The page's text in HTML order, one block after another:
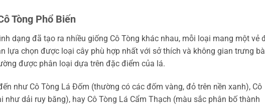
Tòng Phổ Biến
dạng đã tạo ra nhiều giống Cô Tòng khác nhau, mỗi loại mang một vẻ
lựa chọn được loại cây phù hợp nhất với sở thích và không gian trưng
được phân loại dựa trên đặc điểm của lá.
như Cô Tòng Lá Đốm (thường có các đốm vàng, đỏ trên nền xanh), Cô
như dải ruy băng), hay Cô Tòng Lá Cẩm Thạch (màu sắc phân bố thành